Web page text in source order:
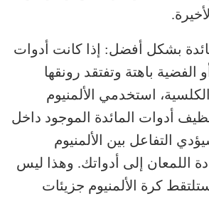
بشكل أفضل: إذا كانت أدوات
الفضية باهتة وتفتقد رونقها
استخدمي الألمنيوم
أدوات المائدة الموجود داخل
التفاعل بين الألمنيوم
اللمعان إلى أدواتك. وهذا ليس
كرة الألمنيوم جزيئات